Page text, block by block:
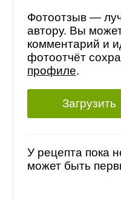
Фотоотзыв —
автору. Вы
комментарий и
фотоотчёт
профиле.
Загрузить
У рецепта пока
может быть